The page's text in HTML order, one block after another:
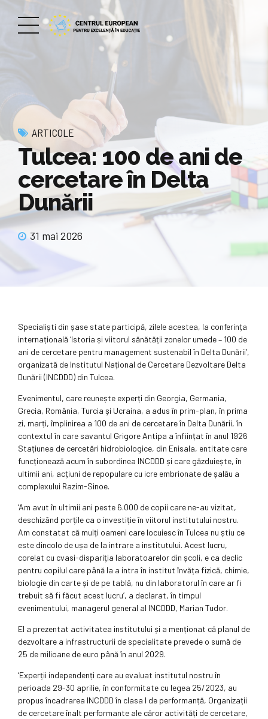
ARTICOLE
Tulcea: 100 de ani de
cercetare în Delta
Dunării
31 mai 2026
Specialiști din șase state participă, zilele acestea, la conferința
internațională ‘Istoria și viitorul sănătății zonelor umede – 100 de
ani de cercetare pentru management sustenabil în Delta Dunării’,
organizată de Institutul Național de Cercetare Dezvoltare Delta
Dunării (INCDDD) din Tulcea.
Evenimentul, care reunește experți din Georgia, Germania,
Grecia, România, Turcia și Ucraina, a adus în prim-plan, în prima
zi, marți, împlinirea a 100 de ani de cercetare în Delta Dunării, în
contextul în care savantul Grigore Antipa a înființat în anul 1926
Stațiunea de cercetări hidrobiologice, din Enisala, entitate care
funcționează acum în subordinea INCDDD și care găzduiește, în
ultimii ani, acțiuni de repopulare cu icre embrionate de șalău a
complexului Razim-Sinoe.
‘Am avut în ultimii ani peste 6.000 de copii care ne-au vizitat,
deschizând porțile ca o investiție în viitorul institutului nostru.
Am constatat că mulți oameni care locuiesc în Tulcea nu știu ce
este dincolo de ușa de la intrare a institutului. Acest lucru,
corelat cu cvasi-dispariția laboratoarelor din școli, e ca declic
pentru copilul care până la a intra în institut învăța fizică, chimie,
biologie din carte și de pe tablă, nu din laboratorul în care ar fi
trebuit să fi făcut acest lucru’, a declarat, în timpul
evenimentului, managerul general al INCDDD, Marian Tudor.
El a prezentat activitatea institutului și a menționat că planul de
dezvoltare a infrastructurii de specialitate prevede o sumă de
25 de milioane de euro până în anul 2029.
‘Experții independenți care au evaluat institutul nostru în
perioada 29-30 aprilie, în conformitate cu legea 25/2023, au
propus încadrarea INCDDD în clasa I de performanță, Organizații
de cercetare înalt performante ale căror activități de cercetare,